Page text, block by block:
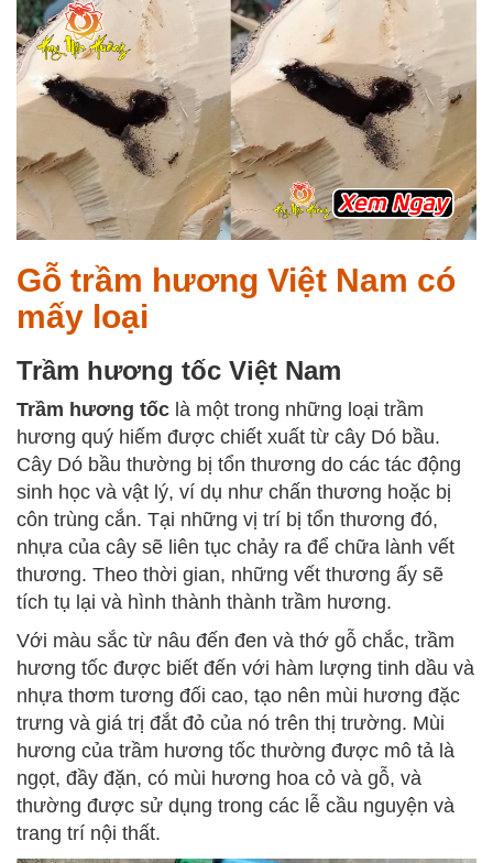
Gỗ trầm hương Việt Nam có
mấy loại
Trầm hương tốc Việt Nam
Trầm hương tốc là một trong những loại trầm
hương quý hiếm được chiết xuất từ cây Dó bầu.
Cây Dó bầu thường bị tổn thương do các tác động
sinh học và vật lý, ví dụ như chấn thương hoặc bị
côn trùng cắn. Tại những vị trí bị tổn thương đó,
nhựa của cây sẽ liên tục chảy ra để chữa lành vết
thương. Theo thời gian, những vết thương ấy sẽ
tích tụ lại và hình thành thành trầm hương.
Với màu sắc từ nâu đến đen và thớ gỗ chắc, trầm
hương tốc được biết đến với hàm lượng tinh dầu và
nhựa thơm tương đối cao, tạo nên mùi hương đặc
trưng và giá trị đắt đỏ của nó trên thị trường. Mùi
hương của trầm hương tốc thường được mô tả là
ngọt, đầy đặn, có mùi hương hoa cỏ và gỗ, và
thường được sử dụng trong các lễ cầu nguyện và
trang trí nội thất.